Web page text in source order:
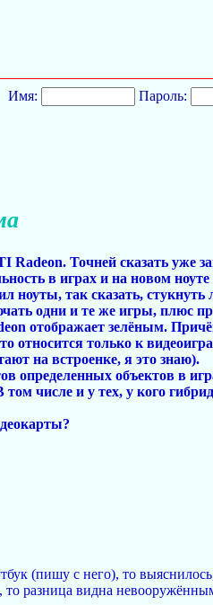
Имя: Пароль:
Radeon. Точней сказать уже
в играх и на новом ноуте
так сказать, стукнуть
одни и те же игры, плюс
отображает зелёным.
относится только к
на встроенке, я это знаю).
определенных объектов в
числе и у тех, у кого
(пишу с него), то
разница видна